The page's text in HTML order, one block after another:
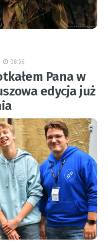
08:56
Pana w
edycja już